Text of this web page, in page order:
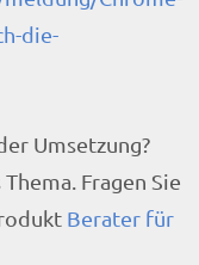
die-
Umsetzung?
Fragen Sie
Berater für